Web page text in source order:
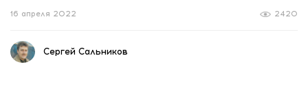
2420
16 апреля 2022
Сергей Сальников